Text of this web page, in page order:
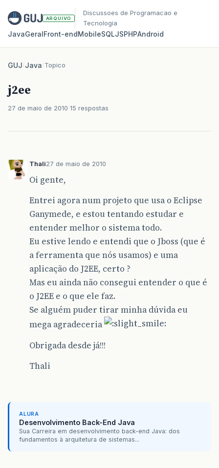
ARQUIVO
Discussoes de Programacao e
Tecnologia
JavaGeralFront‑endMobileSQLJSPHPAndroid
GUJ/Java/Topico
j2ee
27 de maio de 2010 15 respostas
Thali27 de maio de 2010
Oi gente,
Entrei agora num projeto que usa o Eclipse
Ganymede, e estou tentando estudar e
entender melhor o sistema todo.
Eu estive lendo e entendi que o Jboss (que é
a ferramenta que nós usamos) e uma
aplicação do J2EE, certo ?
Mas eu ainda não consegui entender o que é
o J2EE e o que ele faz.
Se alguém puder tirar minha dúvida eu
mega agradeceria
Obrigada desde já!!!
Thali
ALURA
Desenvolvimento Back-End Java
Sua Carreira em desenvolvimento back-end Java: dos
fundamentos à arquitetura de sistemas...